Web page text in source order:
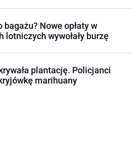
Nowe opłaty w
lotniczych wywołały burzę
plantację. Policjanci
marihuany